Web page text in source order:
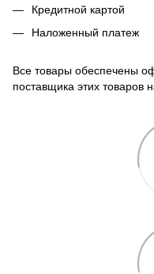
Кредитной картой
Наложенный платеж
Все товары обеспечены
поставщика этих товаров